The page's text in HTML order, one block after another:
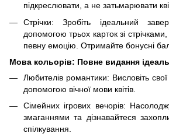
підкреслювати, а не затьмарювати
Стрічки: Зробіть ідеальний
допомогою трьох карток зі
певну емоцію. Отримайте бонусні
Мова кольорів: Повне видання
Любителів романтики: Висловіть
допомогою вічної мови квітів.
Сімейних ігрових вечорів:
змаганнями та дізнавайтеся
спілкування.